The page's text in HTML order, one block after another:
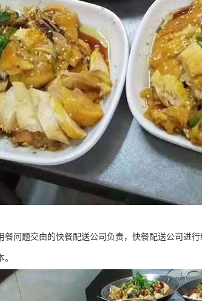
餐问题交由的快餐配送公司负责，快餐配送公司进